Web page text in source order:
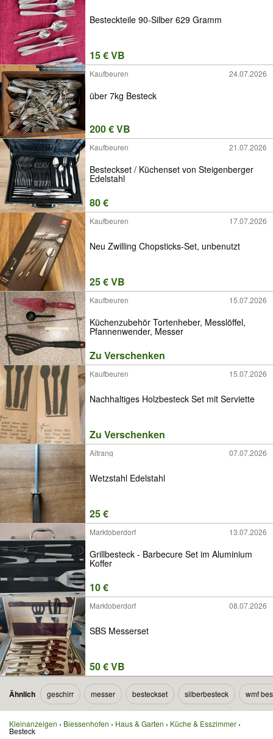
Besteckteile 90-Silber 629 Gramm
15 € VB
Kaufbeuren 24.07.2026
über 7kg Besteck
200 € VB
Kaufbeuren 21.07.2026
Besteckset / Küchenset von Steigenberger
Edelstahl
80 €
Kaufbeuren 17.07.2026
Neu Zwilling Chopsticks-Set, unbenutzt
25 € VB
Kaufbeuren 15.07.2026
Küchenzubehör Tortenheber, Messlöffel,
Pfannenwender, Messer
Zu Verschenken
Kaufbeuren 15.07.2026
Nachhaltiges Holzbesteck Set mit Serviette
Zu Verschenken
Aitrang 07.07.2026
Wetzstahl Edelstahl
25 €
Marktoberdorf 13.07.2026
Grillbesteck - Barbecure Set im Aluminium
Koffer
10 €
Marktoberdorf 08.07.2026
SBS Messerset
50 € VB
Ähnlich geschirr messer besteckset silberbesteck wmf
Kleinanzeigen Biessenhofen Haus & Garten Küche & Esszimmer
Besteck